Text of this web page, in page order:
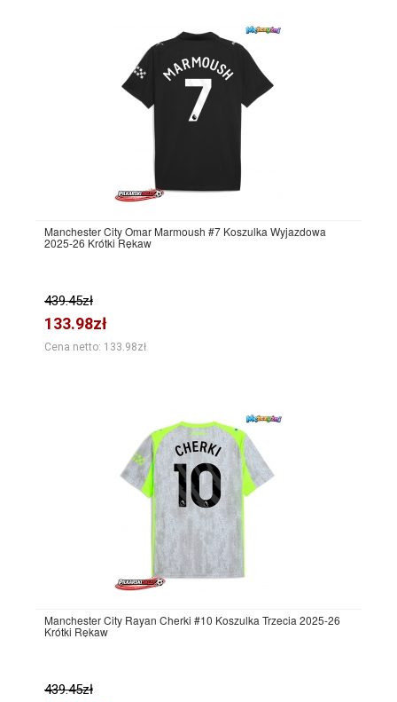
Manchester City Omar Marmoush #7 Koszulka Wyjazdowa
2025-26 Krótki Rękaw
439.45zł
133.98zł
Cena netto: 133.98zł
Manchester City Rayan Cherki #10 Koszulka Trzecia 2025-26
Krótki Rękaw
439.45zł